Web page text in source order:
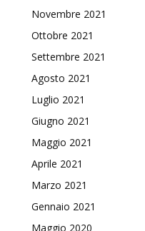
Novembre 2021
Ottobre 2021
Settembre 2021
Agosto 2021
Luglio 2021
Giugno 2021
Maggio 2021
Aprile 2021
Marzo 2021
Gennaio 2021
Maggio 2020